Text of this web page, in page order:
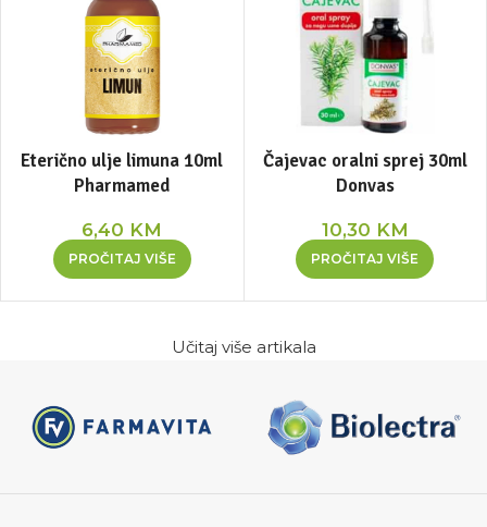
Eterično ulje limuna 10ml
Pharmamed
6,40 KM
PROČITAJ VIŠE
Čajevac oralni sprej 30ml
Donvas
10,30 KM
PROČITAJ VIŠE
Učitaj više artikala